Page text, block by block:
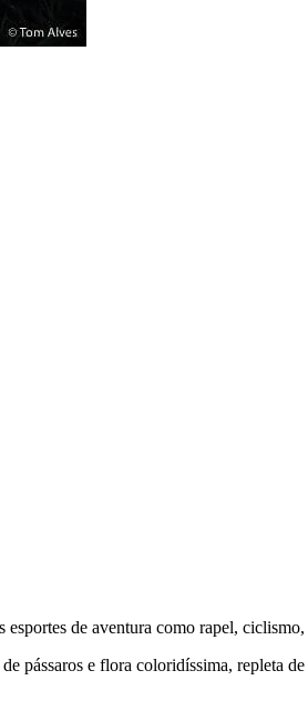
esportes de aventura como rapel,
pássaros e flora coloridíssima, repleta